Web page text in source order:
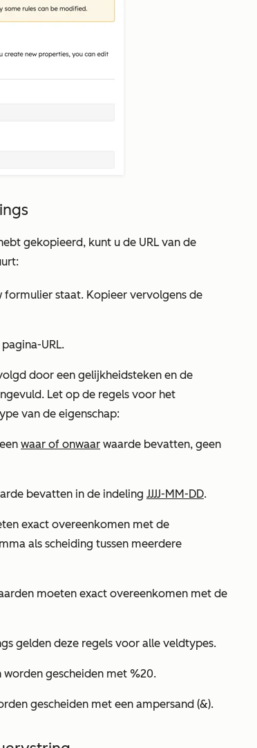
gekopieerd, kunt u de URL van de
formulier staat. Kopieer vervolgens de
URL.
door een gelijkheidsteken en de
Let op de regels voor het
van de eigenschap:
waar of onwaar waarde bevatten, geen
bevatten in de indeling JJJJ-MM-DD.
exact overeenkomen met de
als scheiding tussen meerdere
moeten exact overeenkomen met de
gelden deze regels voor alle veldtypes.
worden gescheiden met %20.
gescheiden met een ampersand (&).